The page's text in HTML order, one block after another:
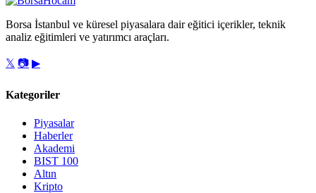
Borsa İstanbul ve küresel piyasalara dair eğitici içerikler, teknik
analiz eğitimleri ve yatırımcı araçları.
𝕏 📷 ▶
Kategoriler
Piyasalar
Haberler
Akademi
BIST 100
Altın
Kripto